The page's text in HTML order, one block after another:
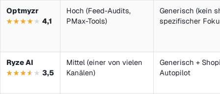
Optmyzr
4,1
Hoch (Feed-Audits,
PMax-Tools)
Generisch (kein
spezifischer
Ryze AI
3,5
Mittel (einer von vielen
Kanälen)
Generisch +
Autopilot